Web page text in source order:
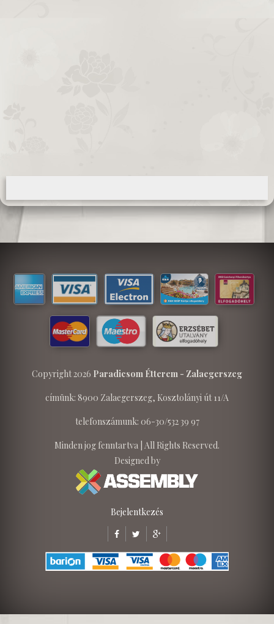
Copyright 2026 Paradicsom Étterem - Zalaegerszeg
címünk: 8900 Zalaegerszeg, Kosztolányi út 11/A
telefonszámunk: 06-30/532 39 97
Minden jog fenntartva | All Rights Reserved.
Designed by
Bejelentkezés